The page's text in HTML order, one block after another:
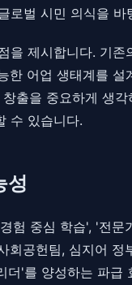
벌 시민 의식을
을 제시합니다. 기
한 어업 생태계를
출을 중요하게 생
수 있습니다.
성
험 중심 학습', '전
회공헌팀, 심지어
'를 양성하는 파